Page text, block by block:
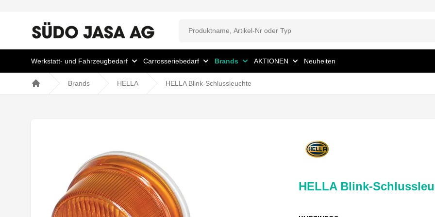
Werkstatt- und Fahrzeugbedarf Carrosseriebedarf Brands AKTIONEN Neuheiten
Brands HELLA HELLA Blink-Schlussleuchte
HELLA Blink-